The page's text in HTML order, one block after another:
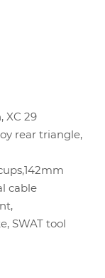
XC 29
rear triangle,
cable
SWAT tool